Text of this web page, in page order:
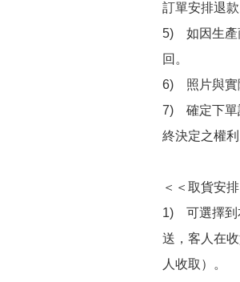
訂單安排退款
5)　如因生
回。
6)　照片與實
7)　確定下
終決定之權利
＜＜取貨安
1)　可選擇
送，客人在
人收取）。